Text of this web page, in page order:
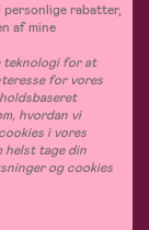
personlige rabatter,
af mine
teknologi for at
for vores
hvordan vi
i vores
helst tage din
og cookies